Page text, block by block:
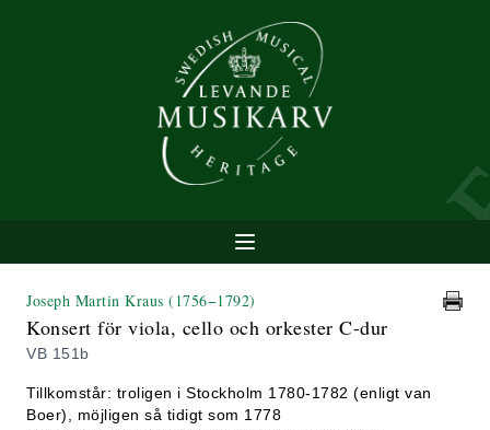
Joseph Martin Kraus (1756−1792)
Konsert för viola, cello och orkester C-dur
VB 151b
Tillkomstår: troligen i Stockholm 1780-1782 (enligt van
Boer), möjligen så tidigt som 1778